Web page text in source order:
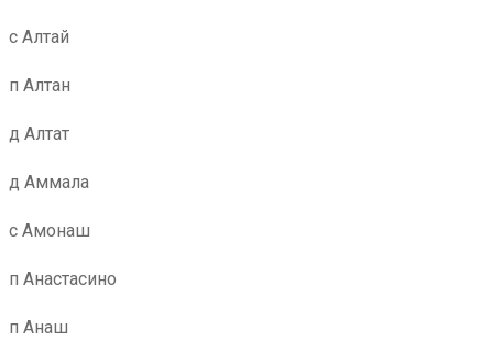
с Алтай
п Алтан
д Алтат
д Аммала
с Амонаш
п Анастасино
п Анаш